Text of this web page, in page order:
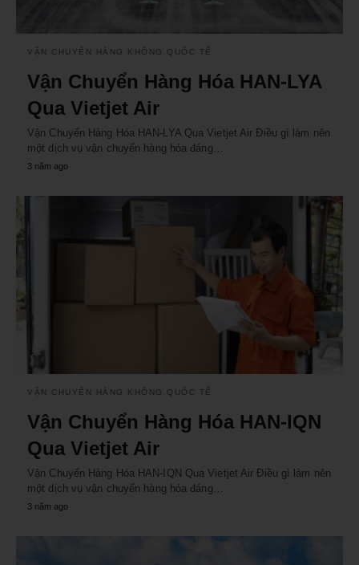
VẬN CHUYỂN HÀNG KHÔNG QUỐC TẾ
Vận Chuyển Hàng Hóa HAN-LYA
Qua Vietjet Air
Vận Chuyển Hàng Hóa HAN-LYA Qua Vietjet Air Điều gì làm nên
một dịch vụ vận chuyển hàng hóa đáng…
3 năm ago
VẬN CHUYỂN HÀNG KHÔNG QUỐC TẾ
Vận Chuyển Hàng Hóa HAN-IQN
Qua Vietjet Air
Vận Chuyển Hàng Hóa HAN-IQN Qua Vietjet Air Điều gì làm nên
một dịch vụ vận chuyển hàng hóa đáng…
3 năm ago